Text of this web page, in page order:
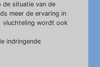
situatie van de
meer de ervaring in
vluchteling wordt ook
indringende